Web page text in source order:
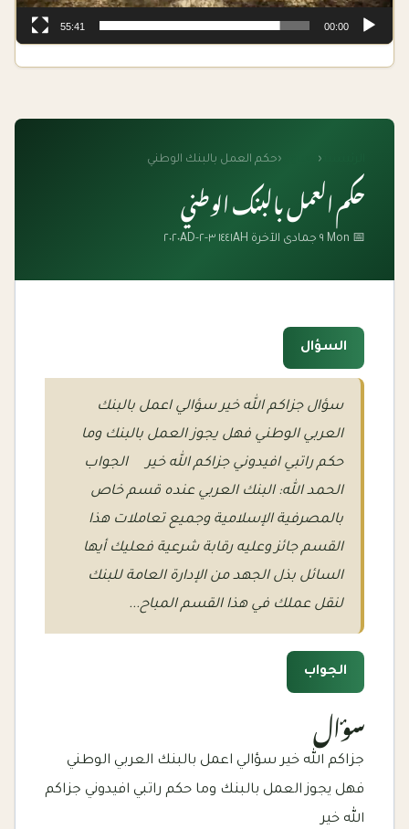
‹
‹حكم العمل بالبنك الوطني
حكم العمل بالبنك الوطني
📅 Mon ٩ جمادى الآخرة ١٤٤١AH ٣-٢-٢٠٢٠AD
السؤال
سؤال جزاكم الله خير سؤالي اعمل بالبنك
العربي الوطني فهل يجوز العمل بالبنك وما
حكم راتبي افيدوني جزاكم الله خير الجواب
الحمد الله: البنك العربي عنده قسم خاص
بالمصرفية الإسلامية وجميع تعاملات هذا
القسم جائز وعليه رقابة شرعية فعليك أيها
السائل بذل الجهد من الإدارة العامة للبنك
لنقل عملك في هذا القسم المباح...
الجواب
سؤال
جزاكم الله خير سؤالي اعمل بالبنك العربي الوطني
فهل يجوز العمل بالبنك وما حكم راتبي افيدوني جزاكم
الله خير
00:00
55:41